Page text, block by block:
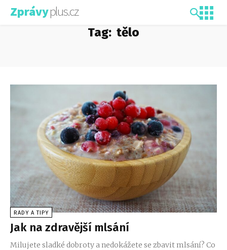
Zprávyplus.cz
Tag: tělo
RADY A TIPY
Jak na zdravější mlsání
Milujete sladké dobroty a nedokážete se zbavit mlsání? Co